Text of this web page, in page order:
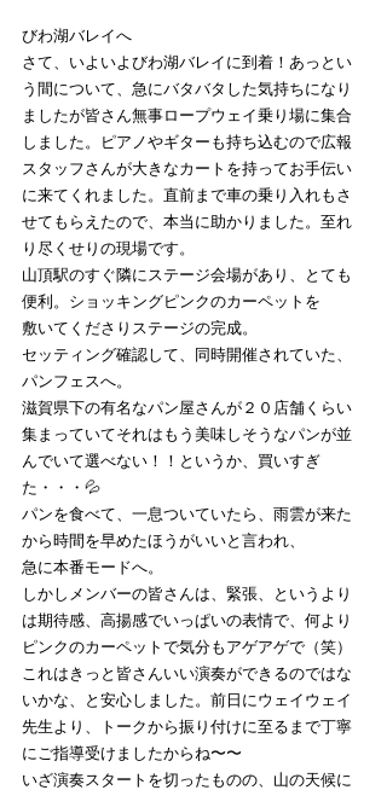
びわ湖バレイへ
さて、いよいよびわ湖バレイに到着！あっとい
う間について、急にバタバタした気持ちになり
ましたが皆さん無事ロープウェイ乗り場に集合
しました。ピアノやギターも持ち込むので広報
スタッフさんが大きなカートを持ってお手伝い
に来てくれました。直前まで車の乗り入れもさ
せてもらえたので、本当に助かりました。至れ
り尽くせりの現場です。
山頂駅のすぐ隣にステージ会場があり、とても
便利。ショッキングピンクのカーペットを
敷いてくださりステージの完成。
セッティング確認して、同時開催されていた、
パンフェスへ。
滋賀県下の有名なパン屋さんが２０店舗くらい
集まっていてそれはもう美味しそうなパンが並
んでいて選べない！！というか、買いすぎ
た・・・💦
パンを食べて、一息ついていたら、雨雲が来た
から時間を早めたほうがいいと言われ、
急に本番モードへ。
しかしメンバーの皆さんは、緊張、というより
は期待感、高揚感でいっぱいの表情で、何より
ピンクのカーペットで気分もアゲアゲで（笑）
これはきっと皆さんいい演奏ができるのではな
いかな、と安心しました。前日にウェイウェイ
先生より、トークから振り付けに至るまで丁寧
にご指導受けましたからね〜〜
いざ演奏スタートを切ったものの、山の天候に